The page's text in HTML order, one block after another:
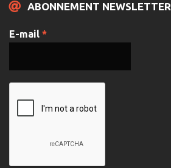
ABONNEMENT NEWSLETTER
E-mail *